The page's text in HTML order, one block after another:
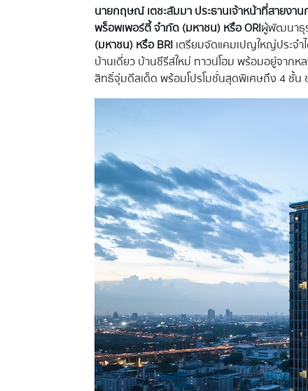
นายกฤษณ์​ เตชะสัมมา ประธานเจ้าหน้าที่สายงา
พร็อพเพอร์ตี้ จำกัด (มหาชน) หรือORIผู้พัฒนาธุ
(มหาชน) หรือBRIเตรียมจัดแคมเปญใหญ่ประจำ
บ้านเดี่ยว บ้านซีรีส์ใหม่ ทาวน์โฮม พร้อมอยู่จาก
สิทธิ์จุ่มดีลเด็ด พร้อมโปรโมชั่นสุดพิเศษถึง 4 ชั้น